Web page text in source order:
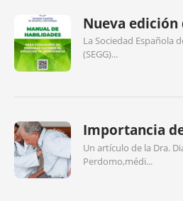
Nueva edición
La Sociedad Española
(SEGG)...
Importancia
Un artículo de la Dra.
Perdomo,médi...